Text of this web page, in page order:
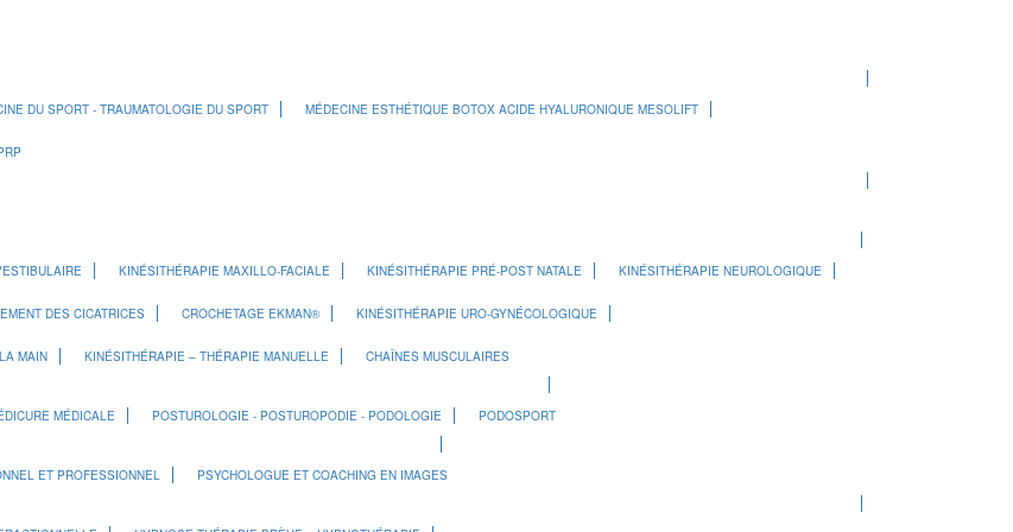
DU SPORT - TRAUMATOLOGIE DU SPORT MÉDECINE ESTHÉTIQUE BOTOX ACIDE HYALURONIQUE MESOLIFT
KINÉSITHÉRAPIE MAXILLO-FACIALE KINÉSITHÉRAPIE PRÉ-POST NATALE KINÉSITHÉRAPIE NEUROLOGIQUE
DES CICATRICES CROCHETAGE EKMAN® KINÉSITHÉRAPIE URO-GYNÉCOLOGIQUE
MAIN KINÉSITHÉRAPIE – THÉRAPIE MANUELLE
CHAÎNES MUSCULAIRES
MÉDICALE POSTUROLOGIE - POSTUROPODIE - PODOLOGIE
PODOSPORT
ET PROFESSIONNEL
PSYCHOLOGUE ET COACHING EN IMAGES